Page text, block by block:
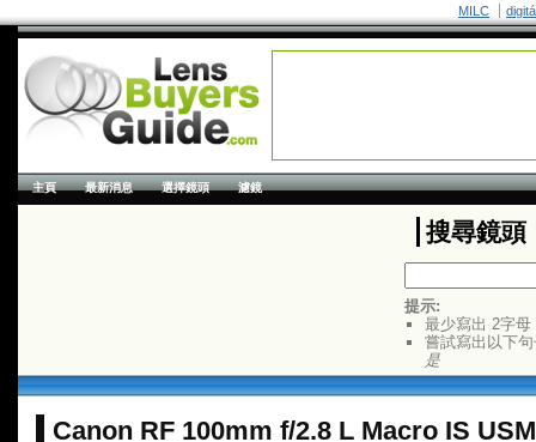
MILC
主頁 最新消息 選擇鏡頭 濾鏡
搜尋鏡頭
提示:
最少寫出 2字母
嘗試寫出以下
是
Canon RF 100mm f/2.8 L Macro IS USM